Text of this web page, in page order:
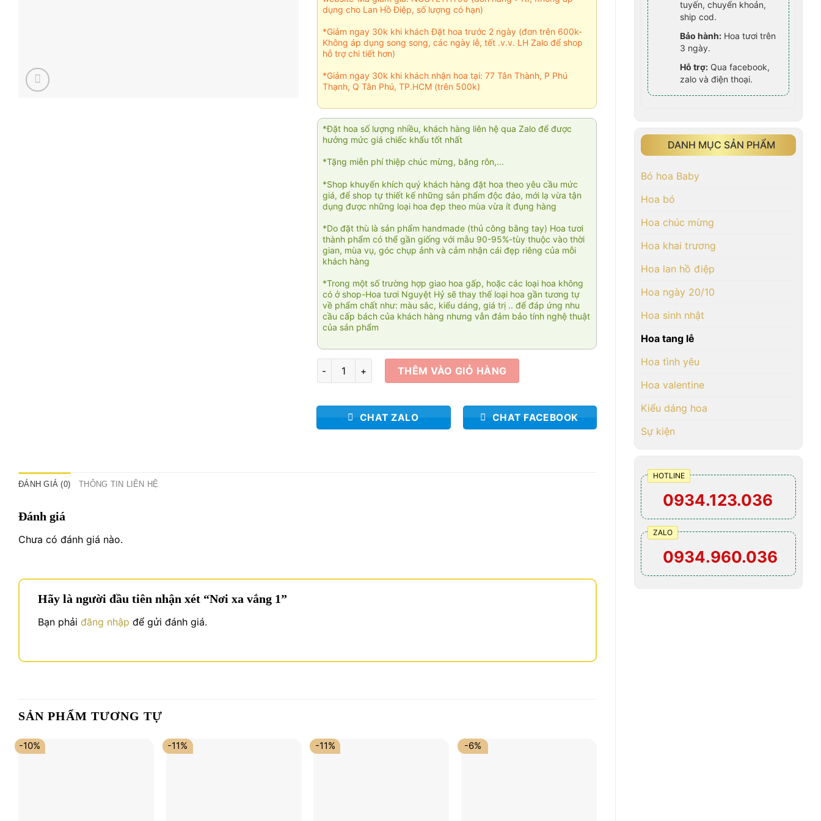
tuyến, chuyển khoản,
ship cod.
Bảo hành: Hoa tươi trên
3 ngày.
Hỗ trợ: Qua facebook,
zalo và điện thoại.
DANH MỤC SẢN PHẨM
Bó hoa Baby
Hoa bó
Hoa chúc mừng
Hoa khai trương
Hoa lan hồ điệp
Hoa ngày 20/10
Hoa sinh nhật
Hoa tang lễ
Hoa tình yêu
Hoa valentine
Kiểu dáng hoa
Sự kiện
HOTLINE
0934.123.036
ZALO
0934.960.036
dụng cho Lan Hồ Điệp, số lượng có hạn)
*Giảm ngay 30k khi khách Đặt hoa trước 2 ngày (đơn trên 600k-
Không áp dụng song song, các ngày lễ, tết .v.v. LH Zalo để shop
hỗ trợ chi tiết hơn)
*Giảm ngay 30k khi khách nhận hoa tại: 77 Tân Thành, P Phú
Thạnh, Q Tân Phú, TP.HCM (trên 500k)
*Đặt hoa số lượng nhiều, khách hàng liên hệ qua Zalo để được
hưởng mức giá chiếc khấu tốt nhất
*Tặng miễn phí thiệp chúc mừng, băng rôn,...
*Shop khuyến khích quý khách hàng đặt hoa theo yêu cầu mức
giá, để shop tự thiết kế những sản phẩm độc đáo, mới lạ vừa tận
dụng được những loại hoa đẹp theo mùa vừa ít đụng hàng
*Do đặt thù là sản phẩm handmade (thủ công bằng tay) Hoa tươi
thành phẩm có thể gần giống với mẫu 90-95%-tùy thuộc vào thời
gian, mùa vụ, góc chụp ảnh và cảm nhận cái đẹp riêng của mỗi
khách hàng
*Trong một số trường hợp giao hoa gấp, hoặc các loại hoa không
có ở shop-Hoa tươi Nguyệt Hỷ sẽ thay thế loại hoa gần tương tự
về phẩm chất như: màu sắc, kiểu dáng, giá trị .. để đáp ứng nhu
cầu cấp bách của khách hàng nhưng vẫn đảm bảo tính nghệ thuật
của sản phẩm
Nơi xa vắng 1 số lượngTHÊM VÀO GIỎ HÀNG
CHAT ZALO CHAT FACEBOOK
ĐÁNH GIÁ (0) THÔNG TIN LIÊN HỆ
Đánh giá
Chưa có đánh giá nào.
Hãy là người đầu tiên nhận xét “Nơi xa vắng 1”
Bạn phải đăng nhập để gửi đánh giá.
SẢN PHẨM TƯƠNG TỰ
-10% -11% -11% -6%